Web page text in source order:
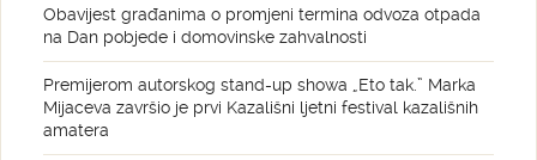
Obavijest građanima o promjeni termina odvoza otpada
na Dan pobjede i domovinske zahvalnosti
Premijerom autorskog stand-up showa „Eto tak.” Marka
Mijaceva završio je prvi Kazališni ljetni festival kazališnih
amatera